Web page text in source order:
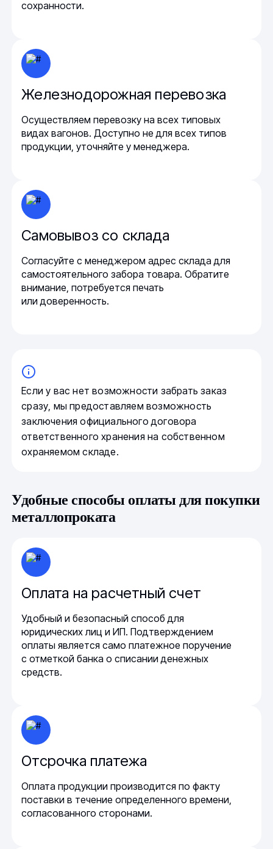
сохранности.
Железнодорожная перевозка
Осуществляем перевозку на всех типовых
видах вагонов. Доступно не для всех типов
продукции, уточняйте у менеджера.
Самовывоз со склада
Согласуйте с менеджером адрес склада для
самостоятельного забора товара. Обратите
внимание, потребуется печать
или доверенность.
Если у вас нет возможности забрать заказ
сразу, мы предоставляем возможность
заключения официального договора
ответственного хранения на собственном
охраняемом складе.
Удобные способы оплаты для покупки
металлопроката
Оплата на расчетный счет
Удобный и безопасный способ для
юридических лиц и ИП. Подтверждением
оплаты является само платежное поручение
с отметкой банка о списании денежных
средств.
Отсрочка платежа
Оплата продукции производится по факту
поставки в течение определенного времени,
согласованного сторонами.